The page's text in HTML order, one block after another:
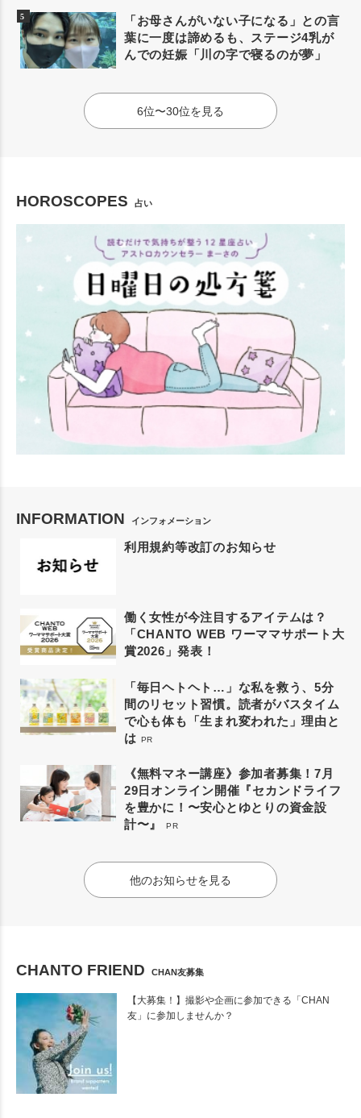
「お母さんがいない子になる」との言
葉に一度は諦めるも、ステージ4乳が
んでの妊娠「川の字で寝るのが夢」
6位〜30位を見る
HOROSCOPES 占い
INFORMATION インフォメーション
利用規約等改訂のお知らせ
働く女性が今注目するアイテムは？
「CHANTO WEB ワーママサポート大
賞2026」発表！
「毎日ヘトヘト…」な私を救う、5分
間のリセット習慣。読者がバスタイム
で心も体も「生まれ変われた」理由と
は PR
《無料マネー講座》参加者募集！7月
29日オンライン開催『セカンドライフ
を豊かに！〜安心とゆとりの資金設
計〜』
PR
他のお知らせを見る
CHANTO FRIEND CHAN友募集
【大募集！】撮影や企画に参加できる「CHAN
友」に参加しませんか？